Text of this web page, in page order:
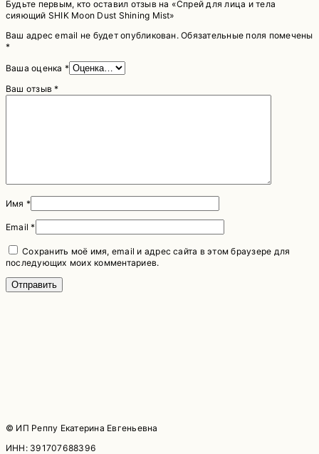
Будьте первым, кто оставил отзыв на «Спрей для лица и тела
сияющий SHIK Moon Dust Shining Mist»
Ваш адрес email не будет опубликован. Обязательные поля помечены
*
Ваша оценка *
Ваш отзыв*
Имя *
Email*
Сохранить моё имя, email и адрес сайта в этом браузере для
последующих моих комментариев.
© ИП Реппу Екатерина Евгеньевна
ИНН: 391707688396